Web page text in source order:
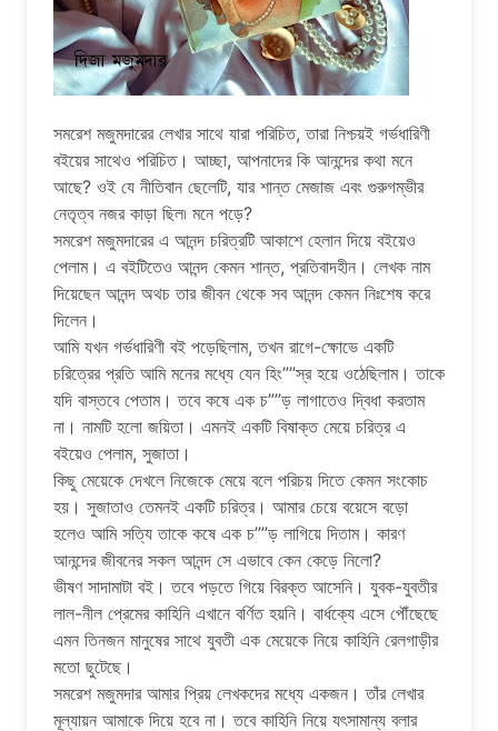
সমরেশ মজুমদারের লেখার সাথে যারা পরিচিত, তারা নিশ্চয়ই গর্ভধারিণী
বইয়ের সাথেও পরিচিত। আচ্ছা, আপনাদের কি আনন্দের কথা মনে
আছে? ওই যে নীতিবান ছেলেটি, যার শান্ত মেজাজ এবং গুরুগম্ভীর
নেতৃত্ব নজর কাড়া ছিল৷ মনে পড়ে?
সমরেশ মজুমদারের এ আনন্দ চরিত্রটি আকাশে হেলান দিয়ে বইয়েও
পেলাম। এ বইটিতেও আনন্দ কেমন শান্ত, প্রতিবাদহীন। লেখক নাম
দিয়েছেন আনন্দ অথচ তার জীবন থেকে সব আনন্দ কেমন নিঃশেষ করে
দিলেন।
আমি যখন গর্ভধারিণী বই পড়েছিলাম, তখন রাগে-ক্ষোভে একটি
চরিত্রের প্রতি আমি মনের মধ্যে যেন হিং””স্র হয়ে ওঠেছিলাম। তাকে
যদি বাস্তবে পেতাম। তবে কষে এক চ””ড় লাগাতেও দ্বিধা করতাম
না। নামটি হলো জয়িতা। এমনই একটি বিষাক্ত মেয়ে চরিত্র এ
বইয়েও পেলাম, সুজাতা।
কিছু মেয়েকে দেখলে নিজেকে মেয়ে বলে পরিচয় দিতে কেমন সংকোচ
হয়। সুজাতাও তেমনই একটি চরিত্র। আমার চেয়ে বয়েসে বড়ো
হলেও আমি সত্যি তাকে কষে এক চ””ড় লাগিয়ে দিতাম। কারণ
আনন্দের জীবনের সকল আনন্দ সে এভাবে কেন কেড়ে নিলো?
ভীষণ সাদামাটা বই। তবে পড়তে গিয়ে বিরক্ত আসেনি। যুবক-যুবতীর
লাল-নীল প্রেমের কাহিনি এখানে বর্ণিত হয়নি। বার্ধক্যে এসে পৌঁছেছে
এমন তিনজন মানুষের সাথে যুবতী এক মেয়েকে নিয়ে কাহিনি রেলগাড়ীর
মতো ছুটেছে।
সমরেশ মজুমদার আমার প্রিয় লেখকদের মধ্যে একজন। তাঁর লেখার
মূল্যায়ন আমাকে দিয়ে হবে না। তবে কাহিনি নিয়ে যৎসামান্য বলার